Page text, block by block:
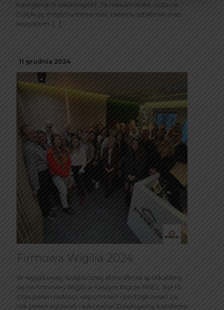
kategoriach wiekowych! „To niesamowite uczucie.
Dziękuję mojemu trenerowi, całemu sztabowi oraz
wszystkim, […]
11 grudnia 2024
Firmowa Wigilia 2024
W wyjątkowej, świątecznej atmosferze spotkaliśmy
się na firmowej Wigilii w naszym biurze PRES. Był to
czas pełen radości, wspomnień i podziękowań za
rok pełen wyzwań i sukcesów. Dziękujemy każdemu